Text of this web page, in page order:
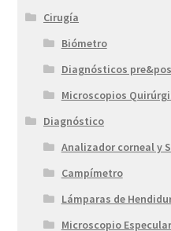
Cirugía
Biómetro
Diagnósticos
Microscopios
Diagnóstico
Analizador corneal y
Campímetro
Lámparas de
Microscopio Especular